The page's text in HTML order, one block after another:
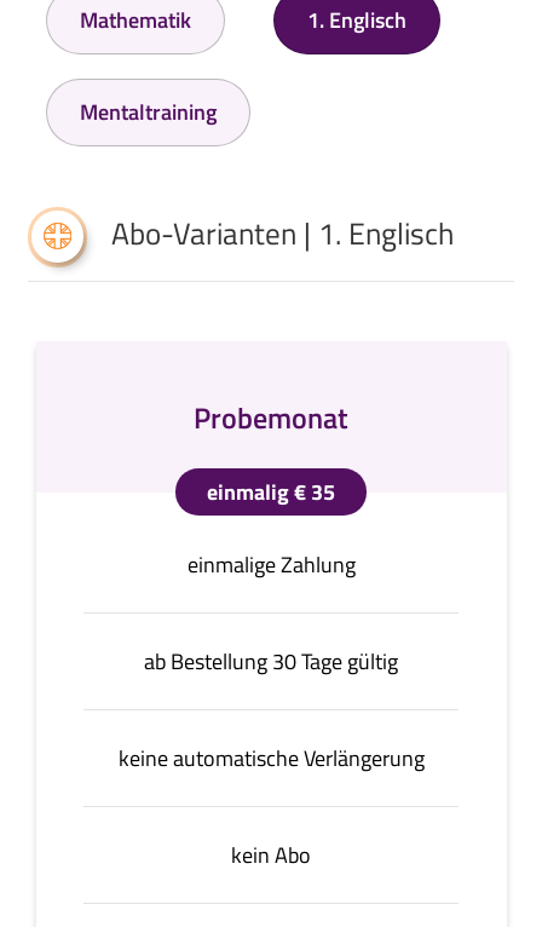
Mathematik 1. Englisch
Mentaltraining
Abo-Varianten | 1. Englisch
Probemonat
einmalig € 35
einmalige Zahlung
ab Bestellung 30 Tage gültig
keine automatische Verlängerung
kein Abo